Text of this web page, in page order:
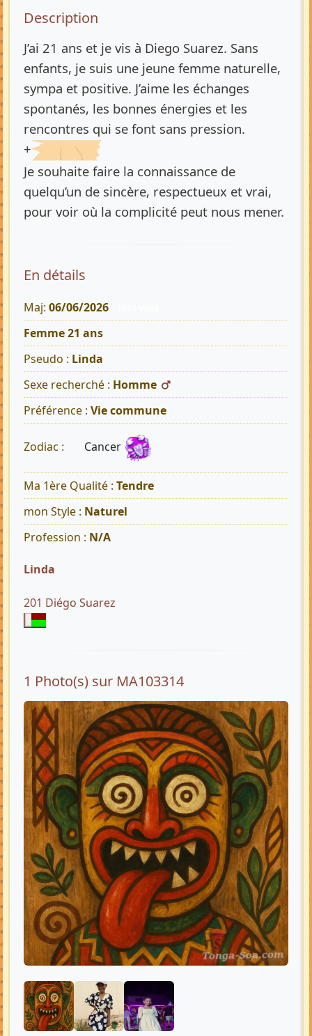
Description de l’annonce
Description
J’ai 21 ans et je vis à Diego Suarez. Sans
enfants, je suis une jeune femme naturelle,
sympa et positive. J’aime les échanges
spontanés, les bonnes énergies et les
rencontres qui se font sans pression.
+
Je souhaite faire la connaissance de
quelqu’un de sincère, respectueux et vrai,
pour voir où la complicité peut nous mener.
En détails
Maj: 06/06/2026
Femme 21 ans
Pseudo : Linda
Sexe recherché : Homme
Préférence : Vie commune
Zodiac : Cancer
Ma 1ère Qualité : Tendre
mon Style : Naturel
Profession : N/A
Linda
201 Diégo Suarez
1 Photo(s) sur MA103314